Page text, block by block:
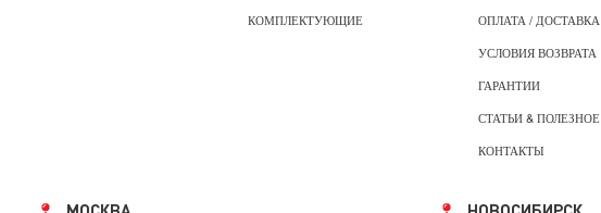
КОМПЛЕКТУЮЩИЕ
ОПЛАТА / ДОСТАВКА
УСЛОВИЯ ВОЗВРАТА
ГАРАНТИИ
СТАТЬИ & ПОЛЕЗНОЕ
КОНТАКТЫ